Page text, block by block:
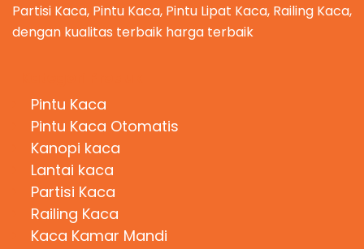
Partisi Kaca, Pintu Kaca, Pintu Lipat Kaca, Railing Kaca,
dengan kualitas terbaik harga terbaik
Pintu Kaca
Pintu Kaca Otomatis
Kanopi kaca
Lantai kaca
Partisi Kaca
Railing Kaca
Kaca Kamar Mandi